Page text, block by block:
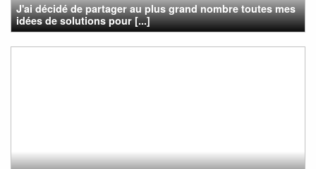
J'ai décidé de partager au plus grand nombre toutes mes
idées de solutions pour [...]